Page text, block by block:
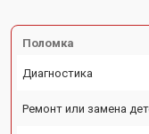
Поломка
Диагностика
Ремонт или замена